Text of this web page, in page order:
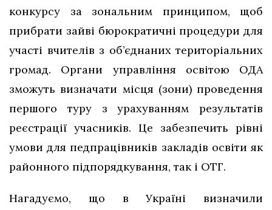
конкурсу за зональним принципом, щоб
прибрати зайві бюрократичні процедури для
участі вчителів з об’єднаних територіальних
громад. Органи управління освітою ОДА
зможуть визначати місця (зони) проведення
першого туру з урахуванням результатів
реєстрації учасників. Це забезпечить рівні
умови для педпрацівників закладів освіти як
районного підпорядкування, так і ОТГ.
Нагадуємо, що в Україні визначили